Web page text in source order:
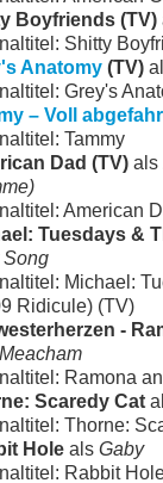
Boyfriends (TV)
Shitty
Anatomy (TV)
Grey's
– Voll
Tammy
Dad (TV) als
American
Tuesdays &
Song
Michael:
Ridicule) (TV)
-
Ramona
Scaredy Cat
Thorne:
Hole als Gaby
Rabbit